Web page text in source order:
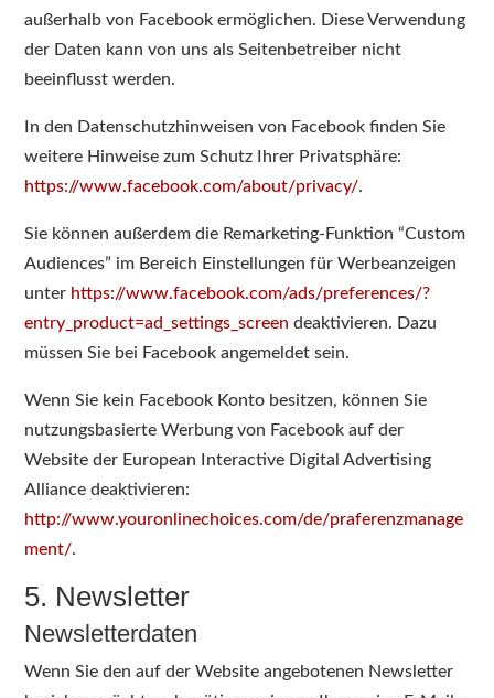
außerhalb von Facebook ermöglichen. Diese Verwendung
der Daten kann von uns als Seitenbetreiber nicht
beeinflusst werden.
In den Datenschutzhinweisen von Facebook finden Sie
weitere Hinweise zum Schutz Ihrer Privatsphäre:
https://www.facebook.com/about/privacy/.
Sie können außerdem die Remarketing-Funktion “Custom
Audiences” im Bereich Einstellungen für Werbeanzeigen
unter https://www.facebook.com/ads/preferences/?
entry_product=ad_settings_screen deaktivieren. Dazu
müssen Sie bei Facebook angemeldet sein.
Wenn Sie kein Facebook Konto besitzen, können Sie
nutzungsbasierte Werbung von Facebook auf der
Website der European Interactive Digital Advertising
Alliance deaktivieren:
http://www.youronlinechoices.com/de/praferenzmanage
ment/.
5. Newsletter
Newsletterdaten
Wenn Sie den auf der Website angebotenen Newsletter